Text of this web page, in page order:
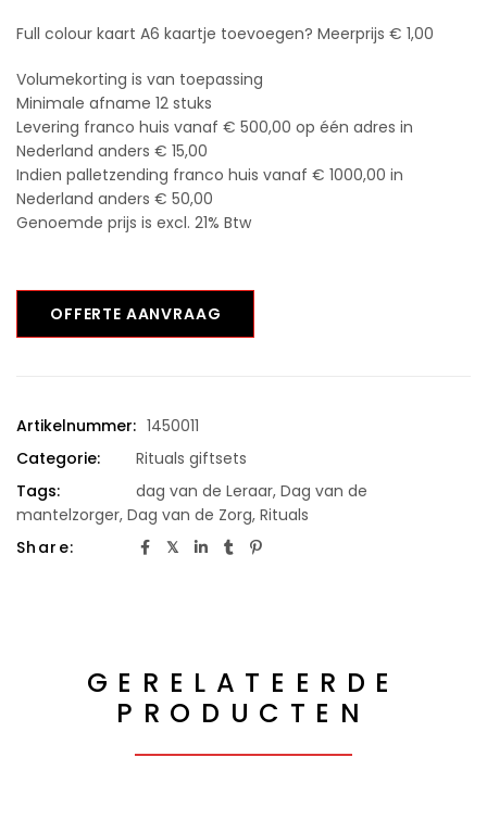
Full colour kaart A6 kaartje toevoegen? Meerprijs € 1,00
Volumekorting is van toepassing
Minimale afname 12 stuks
Levering franco huis vanaf € 500,00 op één adres in
Nederland anders € 15,00
Indien palletzending franco huis vanaf € 1000,00 in
Nederland anders € 50,00
Genoemde prijs is excl. 21% Btw
OFFERTE AANVRAAG
Artikelnummer: 1450011
Categorie:
Rituals giftsets
Tags:
dag van de Leraar, Dag van de
mantelzorger, Dag van de Zorg, Rituals
Share:
GERELATEERDE
PRODUCTEN